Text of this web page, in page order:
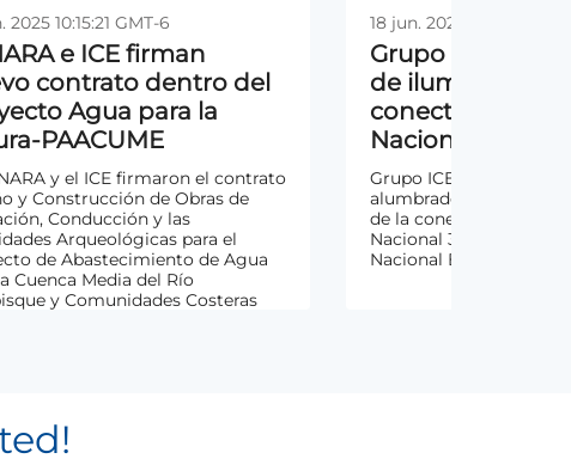
2025 10:15:21 GMT-6
e ICE firman
contrato dentro del
Agua para la
PAACUME
y el ICE firmaron el contrato
y Construcción de Obras de
Conducción y las
Arqueológicas para el
de Abastecimiento de Agua
Cuenca Media del Río
y Comunidades Costeras
18 jun. 2025 10:14:55
Grupo ICE
de iluminación y
conectividad en
Nacional 32
Grupo ICE dio inicio al
alumbrado público y
de la conexión a
Nacional 32, que
Nacional Braulio
2025 10:15:21 GMT-6
e ICE firman
contrato dentro del
Agua para la
PAACUME
y el ICE firmaron el contrato
y Construcción de Obras de
Conducción y las
Arqueológicas para el
de Abastecimiento de Agua
Cuenca Media del Río
y Comunidades Costeras
18 jun. 2025 10:14:55
Grupo ICE
de iluminación y
conectividad en
Nacional 32
Grupo ICE dio inicio al
alumbrado público y
de la conexión a
Nacional 32, que
Nacional Braulio
!